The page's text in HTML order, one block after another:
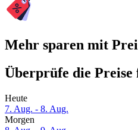
Mehr sparen mit
Überprüfe die Preise
Heute
7. Aug. - 8. Aug.
Morgen